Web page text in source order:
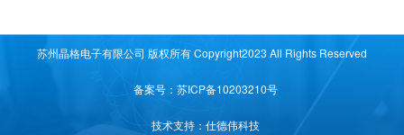
苏州晶格电子有限公司 版权所有 Copyright2023 All Rights Reserved
备案号：苏ICP备10203210号
技术支持：仕德伟科技